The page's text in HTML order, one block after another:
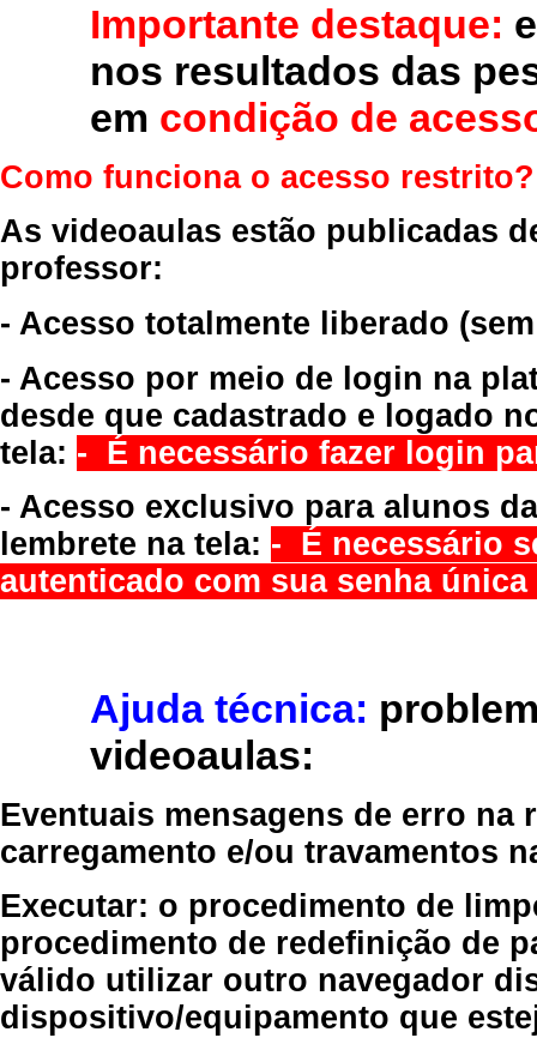
Importante destaque:
nos resultados das
em condição de
Como funciona o acesso restrito?
As videoaulas estão publicadas
professor:
- Acesso totalmente liberado
- Acesso por meio de login na
desde que cadastrado e logado
tela: - É necessário fazer login
- Acesso exclusivo para alunos
lembrete na tela: - É necessário
autenticado com sua senha
Ajuda técnica:
videoaulas:
Eventuais mensagens de erro
carregamento e/ou travamentos
Executar: o procedimento de
procedimento de redefinição de
válido utilizar outro navegador
dispositivo/equipamento que